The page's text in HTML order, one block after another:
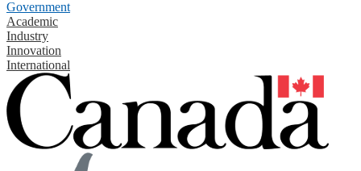
Government
Academic
Industry
Innovation
International